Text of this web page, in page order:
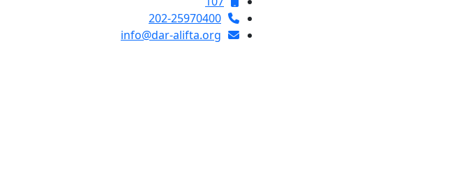
202-25970400
info@dar-alifta.org